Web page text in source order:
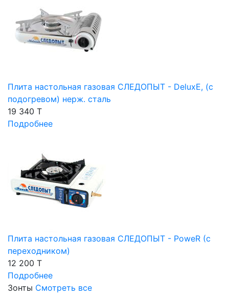
Плита настольная газовая СЛЕДОПЫТ - DeluxE, (с
подогревом) нерж. сталь
19 340 T
Подробнее
Плита настольная газовая СЛЕДОПЫТ - PoweR (с
переходником)
12 200 T
Подробнее
Зонты Смотреть все